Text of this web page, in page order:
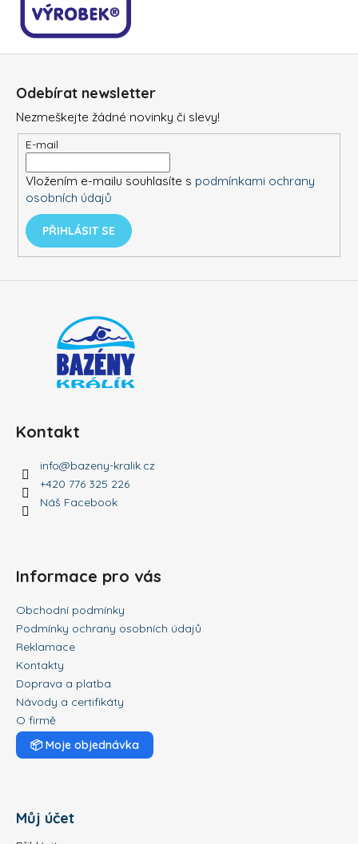
Odebírat newsletter
Nezmeškejte žádné novinky či slevy!
E-mail
Vložením e-mailu souhlasíte s podmínkami ochrany
osobních údajů
PŘIHLÁSIT SE
Kontakt
info@bazeny-kralik.cz
+420 776 325 226
Náš Facebook
Informace pro vás
Obchodní podmínky
Podmínky ochrany osobních údajů
Reklamace
Kontakty
Doprava a platba
Návody a certifikáty
O firmě
📦Moje objednávka
Můj účet